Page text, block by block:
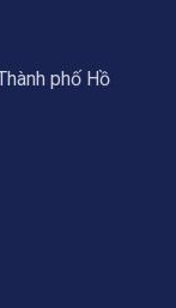
phố Hồ